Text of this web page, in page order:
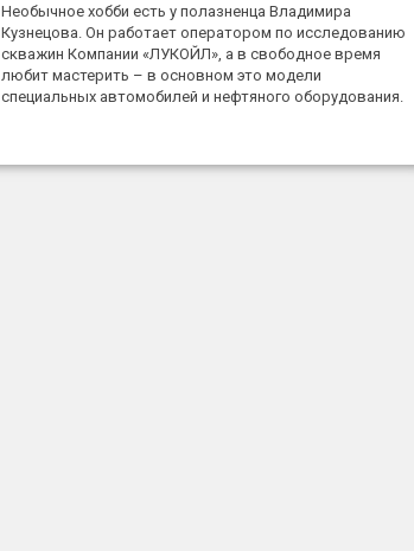
Необычное хобби есть у полазненца Владимира
Кузнецова. Он работает оператором по исследованию
скважин Компании «ЛУКОЙЛ», а в свободное время
любит мастерить – в основном это модели
специальных автомобилей и нефтяного оборудования.